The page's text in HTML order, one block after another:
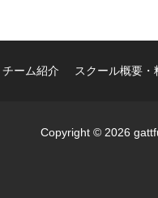
ーム紹介 スクール概要・
Copyright © 2026